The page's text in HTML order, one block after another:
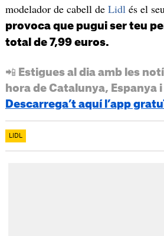
modelador de cabell de Lidlés el
provoca que pugui ser teu
total de 7,99 euros.
📲 Estigues al dia amb les
hora de Catalunya, Espanya
Descarrega’t aquí l’app
LIDL